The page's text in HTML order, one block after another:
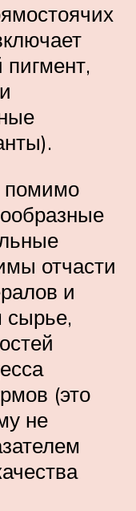
помимо
отчасти
и
сырье,
(это
не